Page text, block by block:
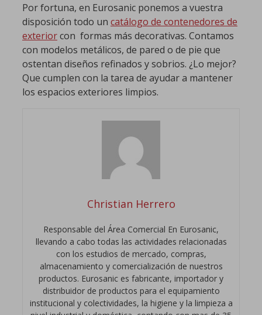
Por fortuna, en Eurosanic ponemos a vuestra
disposición todo un catálogo de contenedores de
exteriorcon formas más decorativas. Contamos
con modelos metálicos, de pared o de pie que
ostentan diseños refinados y sobrios. ¿Lo mejor?
Que cumplen con la tarea de ayudar a mantener
los espacios exteriores limpios.
Christian Herrero
Responsable del Área Comercial En Eurosanic,
llevando a cabo todas las actividades relacionadas
con los estudios de mercado, compras,
almacenamiento y comercialización de nuestros
productos. Eurosanic es fabricante, importador y
distribuidor de productos para el equipamiento
institucional y colectividades, la higiene y la limpieza a